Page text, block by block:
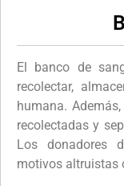
El banco de
recolectar,
humana.
recolectadas y
Los donadores
motivos altruistas